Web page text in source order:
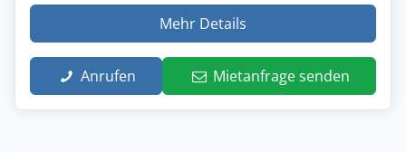
Mehr Details
Anrufen Mietanfrage senden